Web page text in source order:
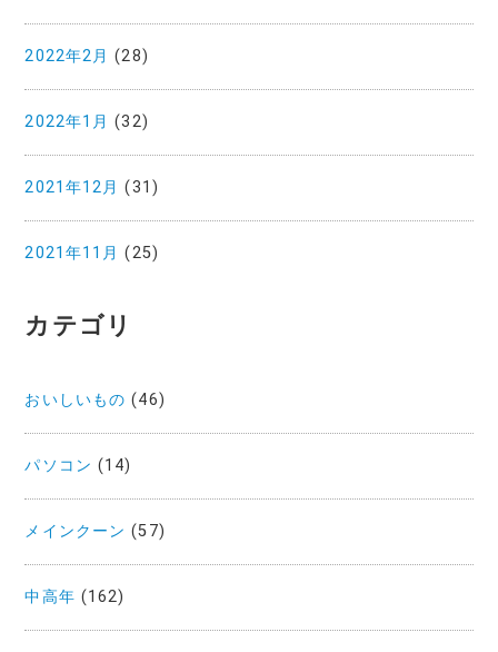
2022年2月 (28)
2022年1月 (32)
2021年12月 (31)
2021年11月 (25)
カテゴリ
おいしいもの (46)
パソコン (14)
メインクーン (57)
中高年 (162)